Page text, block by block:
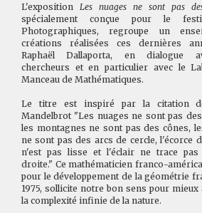
L'exposition Les nuages ne sont pas
spécialement conçue pour le
Photographiques, regroupe un
créations réalisées ces dernières
Raphaël Dallaporta, en dialogue
chercheurs et en particulier avec le
Manceau de Mathématiques.
Le titre est inspiré par la citation
Mandelbrot "Les nuages ne sont pas
les montagnes ne sont pas des cônes,
ne sont pas des arcs de cercle, l'écorce
n'est pas lisse et l'éclair ne trace
droite." Ce mathématicien franco-
pour le développement de la géométrie
1975, sollicite notre bon sens pour mieux
la complexité infinie de la nature.